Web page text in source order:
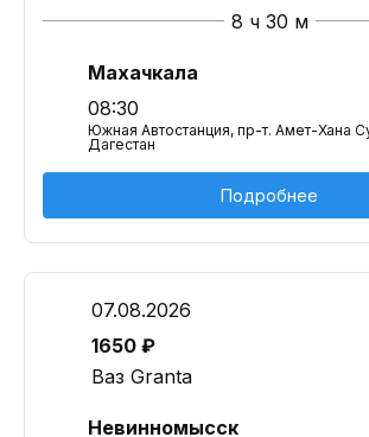
8 ч 30 м
Махачкала
08:30
Южная Автостанция, пр-т. Амет-Хана
Дагестан
Подробнее
07.08.2026
1650 ₽
Ваз Granta
Невинномысск